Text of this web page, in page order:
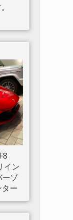
イン
ーゾ
ー
ード
ブー